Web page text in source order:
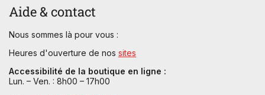
Aide & contact
Nous sommes là pour vous :
Heures d'ouverture de nos sites
Accessibilité de la boutique en ligne :
Lun. – Ven. : 8h00 – 17h00